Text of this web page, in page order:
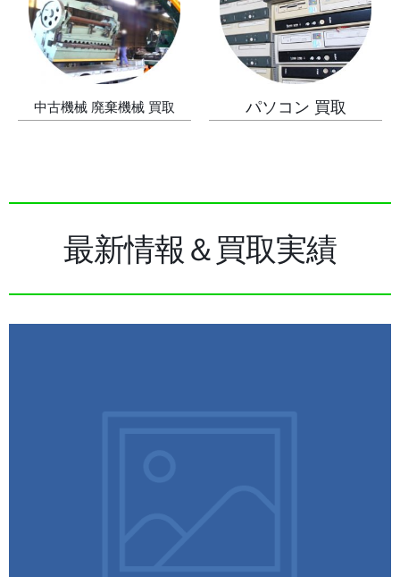
中古機械 廃棄機械 買取 パソコン 買取
最新情報＆買取実績